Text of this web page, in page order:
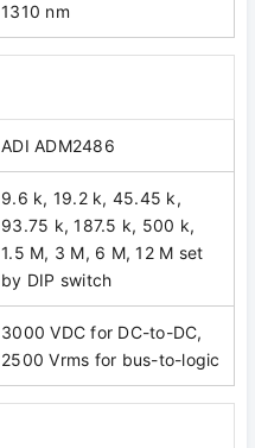
1310 nm
ADI ADM2486
9.6 k, 19.2 k, 45.45 k,
93.75 k, 187.5 k, 500 k,
1.5 M, 3 M, 6 M, 12 M set
by DIP switch
3000 VDC for DC-to-DC,
2500 Vrms for bus-to-logic